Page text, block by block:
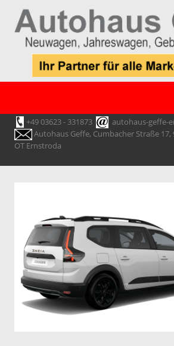
+49 03623 - 331873
autohaus-geffe-
Autohaus Geffe, Cumbacher Straße
OT Ernstroda